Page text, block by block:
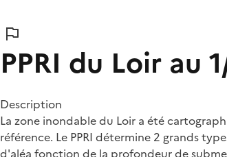
PPRI du Loir au
Description
La zone inondable du Loir a été
référence. Le PPRI détermine 2 grands
d'aléa fonction de la profondeur de